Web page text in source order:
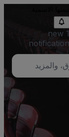
1 new
notification